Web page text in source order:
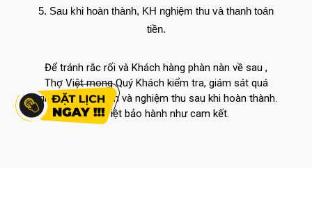
Sau khi hoàn thành, KH nghiệm thu và thanh toán
tiền.
Để tránh rắc rối và Khách hàng phàn nàn về sau ,
Thợ Việt mong Quý Khách kiểm tra, giám sát quá
trình thợ thực hiện và nghiệm thu sau khi hoàn thành.
Thợ Việt bảo hành như cam kết.